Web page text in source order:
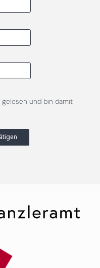
gelesen und bin damit